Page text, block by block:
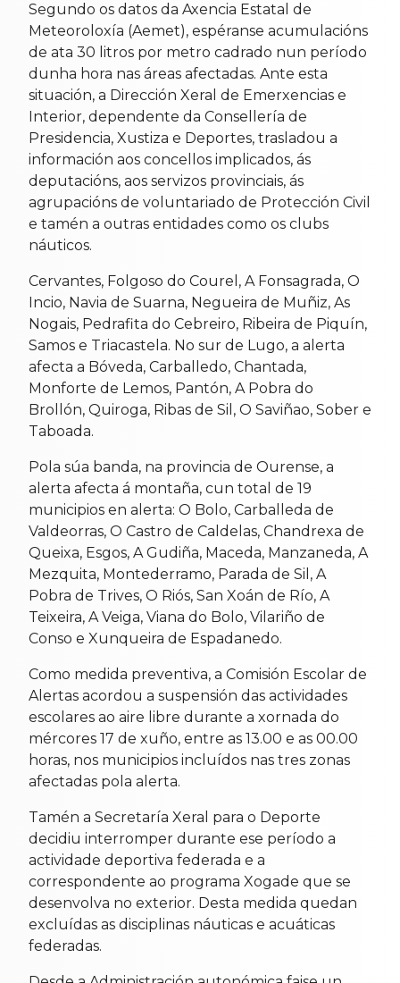
Segundo os datos da Axencia Estatal de
Meteoroloxía (Aemet), espéranse acumulacións
de ata 30 litros por metro cadrado nun período
dunha hora nas áreas afectadas. Ante esta
situación, a Dirección Xeral de Emerxencias e
Interior, dependente da Consellería de
Presidencia, Xustiza e Deportes, trasladou a
información aos concellos implicados, ás
deputacións, aos servizos provinciais, ás
agrupacións de voluntariado de Protección Civil
e tamén a outras entidades como os clubs
náuticos.
Cervantes, Folgoso do Courel, A Fonsagrada, O
Incio, Navia de Suarna, Negueira de Muñiz, As
Nogais, Pedrafita do Cebreiro, Ribeira de Piquín,
Samos e Triacastela. No sur de Lugo, a alerta
afecta a Bóveda, Carballedo, Chantada,
Monforte de Lemos, Pantón, A Pobra do
Brollón, Quiroga, Ribas de Sil, O Saviñao, Sober e
Taboada.
Pola súa banda, na provincia de Ourense, a
alerta afecta á montaña, cun total de 19
municipios en alerta: O Bolo, Carballeda de
Valdeorras, O Castro de Caldelas, Chandrexa de
Queixa, Esgos, A Gudiña, Maceda, Manzaneda, A
Mezquita, Montederramo, Parada de Sil, A
Pobra de Trives, O Riós, San Xoán de Río, A
Teixeira, A Veiga, Viana do Bolo, Vilariño de
Conso e Xunqueira de Espadanedo.
Como medida preventiva, a Comisión Escolar de
Alertas acordou a suspensión das actividades
escolares ao aire libre durante a xornada do
mércores 17 de xuño, entre as 13.00 e as 00.00
horas, nos municipios incluídos nas tres zonas
afectadas pola alerta.
Tamén a Secretaría Xeral para o Deporte
decidiu interromper durante ese período a
actividade deportiva federada e a
correspondente ao programa Xogade que se
desenvolva no exterior. Desta medida quedan
excluídas as disciplinas náuticas e acuáticas
federadas.